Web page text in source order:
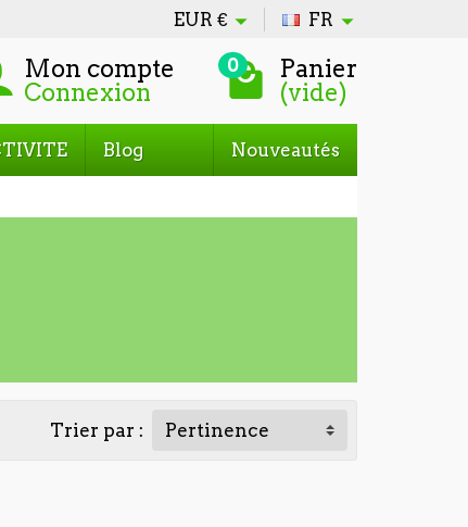
EUR € FR
Mon compte
Connexion
0 Panier
(vide)
Blog Nouveautés
Trier par : Pertinence